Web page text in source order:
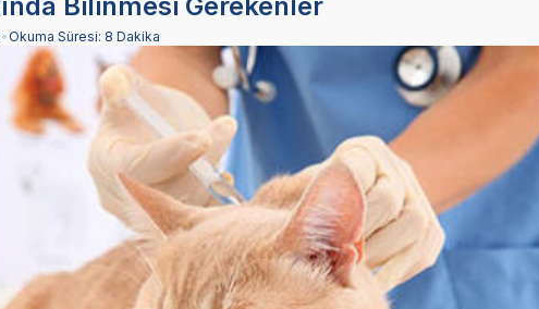
•Okuma Süresi: 8 Dakika